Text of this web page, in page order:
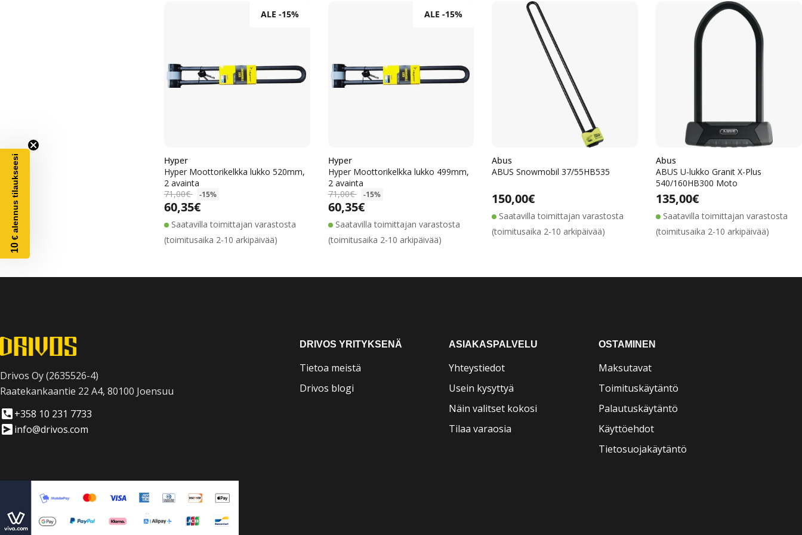
l
m
:
ALE -15%
Hyper
Hyper Moottorikelkka lukko 520mm,
2 avainta
Alennushinta
60,35€
Normaalihinta
71,00€ -15%
Saatavilla toimittajan varastosta
(toimitusaika 2-10 arkipäivää)
ALE -15%
Hyper
Hyper Moottorikelkka lukko 499mm,
2 avainta
Alennushinta
60,35€
Normaalihinta
71,00€ -15%
Saatavilla toimittajan varastosta
(toimitusaika 2-10 arkipäivää)
Abus
ABUS Snowmobil 37/55HB535
Normaalihinta
150,00€
Saatavilla toimittajan varastosta
(toimitusaika 2-10 arkipäivää)
Abus
ABUS U-lukko Granit X-Plus
540/160HB300 Moto
Normaalihinta
135,00€
Saatavilla toimittajan varastosta
(toimitusaika 2-10 arkipäivää)
Drivos Oy (2635526-4)
Raatekankaantie 22 A4, 80100 Joensuu
+358 10 231 7733
info@drivos.com
DRIVOS YRITYKSENÄ
Tietoa meistä
Drivos blogi
ASIAKASPALVELU
Yhteystiedot
Usein kysyttyä
Näin valitset kokosi
Tilaa varaosia
OSTAMINEN
Maksutavat
Toimituskäytäntö
Palautuskäytäntö
Käyttöehdot
Tietosuojakäytäntö
10
€ alennus tilaukseesi